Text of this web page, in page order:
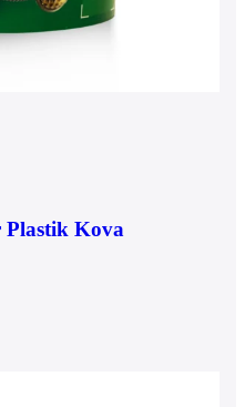
Plastik Kova